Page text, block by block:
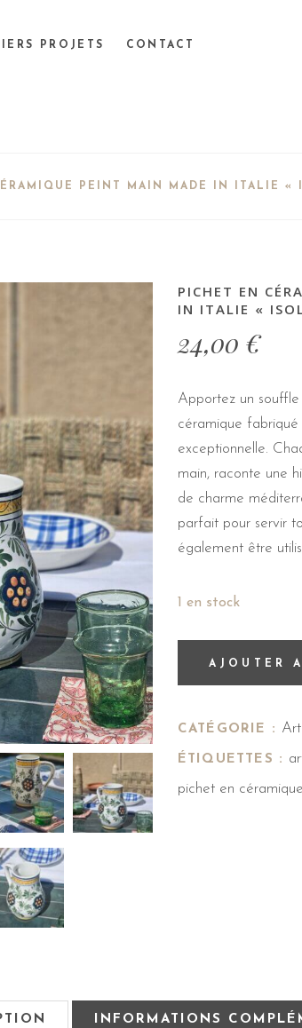
PROJETS CONTACT
PEINT MAIN MADE IN ITALIE «
PICHET EN
IN ITALIE «
24,00 €
Apportez un
céramique
exceptionnelle.
main, raconte une
de charme
parfait pour servir
également être
1 en stock
AJOUTER
CATÉGORIE :
ÉTIQUETTES :
pichet en céramique
INFORMATIONS